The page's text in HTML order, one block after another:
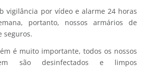
vigilância por vídeo e alarme 24 horas
portanto, nossos armários de
seguros.
é muito importante, todos os nossos
são desinfectados e limpos